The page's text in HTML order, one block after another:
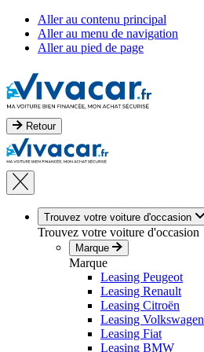
Aller au contenu principal
Aller au menu de navigation
Aller au pied de page
Retour
Trouvez votre voiture d'occasion
Trouvez votre voiture d'occasion
Marque
Marque
Leasing Peugeot
Leasing Renault
Leasing Citroën
Leasing Volkswagen
Leasing Fiat
Leasing BMW